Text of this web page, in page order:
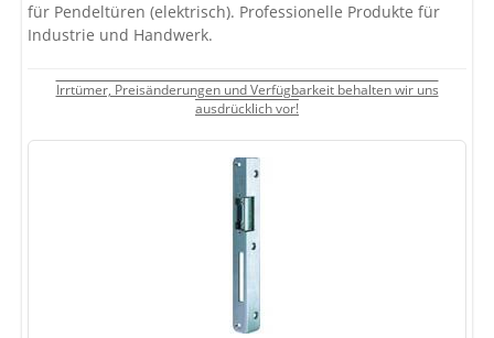
für Pendeltüren (elektrisch). Professionelle Produkte für
Industrie und Handwerk.
Irrtümer, Preisänderungen und Verfügbarkeit behalten wir uns
ausdrücklich vor!